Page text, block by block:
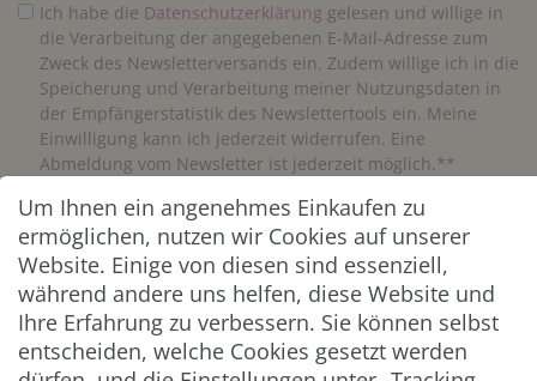
Ich habe die Daten­schutz­erklärung gelesen und willige in
die Verarbeitung der angegebenen E-Mail-Adresse zum
Zweck des Newsletterversands ein. Zudem willige ich in die
Speicherung und Verarbeitung meiner Nutzungsdaten in
der Empfängerstatistik des Newslettertools ein. Meine
Einwilligung kann ich jederzeit widerrufen. Eine
Abmeldung vom Newsletter ist jederzeit möglich.**
Abonnieren
** Hierbei handelt es sich um ein Pflichtfeld.
ZAHLUNG & VERSAND
Um Ihnen ein angenehmes Einkaufen zu
ermöglichen, nutzen wir Cookies auf unserer
Website. Einige von diesen sind essenziell,
während andere uns helfen, diese Website und
Ihre Erfahrung zu verbessern. Sie können selbst
entscheiden, welche Cookies gesetzt werden